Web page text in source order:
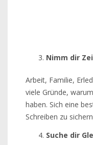
Nimm dir
Arbeit, Familie,
viele Gründe,
haben. Sich eine
Schreiben zu
Suche dir